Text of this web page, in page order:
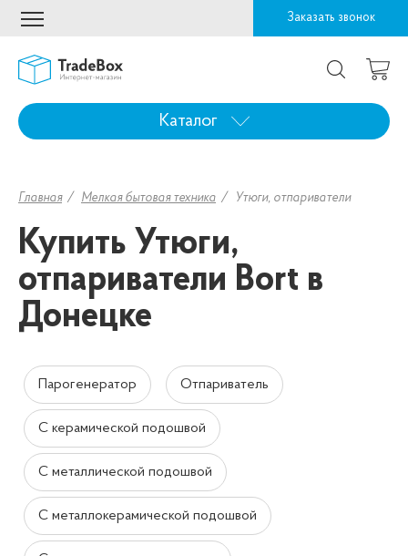
Заказать звонок
Каталог
Главная Мелкая бытовая техника Утюги, отпариватели
Купить Утюги,
отпариватели Bort в
Донецке
Парогенератор Отпариватель
С керамической подошвой
С металлической подошвой
С металлокерамической подошвой